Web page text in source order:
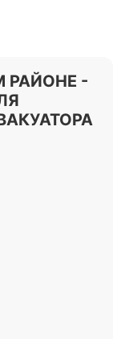
РАЙОНЕ -